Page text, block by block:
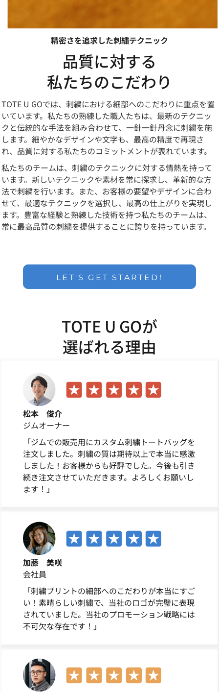
精密さを追求した刺繍テクニック
品質に対する
私たちのこだわり
TOTE U GOでは、刺繍における細部へのこだわりに重点を置
いています。私たちの熟練した職人たちは、最新のテクニッ
クと伝統的な手法を組み合わせて、一針一針丹念に刺繍を施
します。細やかなデザインや文字も、最高の精度で再現さ
れ、品質に対する私たちのコミットメントが表れています。
私たちのチームは、刺繍のテクニックに対する情熱を持って
います。新しいテクニックや素材を常に探求し、革新的な方
法で刺繍を行います。また、お客様の要望やデザインに合わ
せて、最適なテクニックを選択し、最高の仕上がりを実現し
ます。豊富な経験と熟練した技術を持つ私たちのチームは、
常に最高品質の刺繍を提供することに誇りを持っています。
LET'S GET STARTED!
TOTE U GOが
選ばれる理由
松本 俊介
ジムオーナー
「ジムでの販売用にカスタム刺繍トートバッグを
注文しました。刺繍の質は期待以上で本当に感激
しました！お客様からも好評でした。今後も引き
続き注文させていただきます。よろしくお願いし
ます！」
加藤 美咲
会社員
「刺繍プリントの細部へのこだわりが本当にすご
い！素晴らしい刺繍で、当社のロゴが完璧に表現
されていました。当社のプロモーション戦略には
不可欠な存在です！」